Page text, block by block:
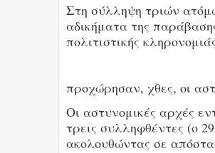
Στη σύλληψη τριών
αδικήματα της
πολιτιστικής
προχώρησαν, χθες, οι
Οι αστυνομικές αρχές
τρεις συλληφθέντες (ο
ακολουθώντας σε